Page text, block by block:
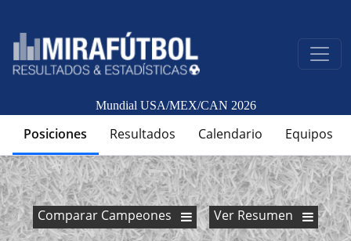
Mundial USA/MEX/CAN 2026
Posiciones Resultados Calendario Equipos
Comparar Campeones Ver Resumen